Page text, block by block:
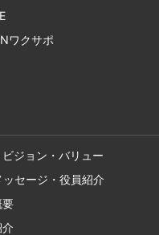
ワクサポ
ジョン・バリュー
ッセージ・役員紹介
要